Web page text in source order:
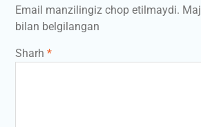
Email manzilingiz chop etilmaydi.
bilan belgilangan
Sharh *